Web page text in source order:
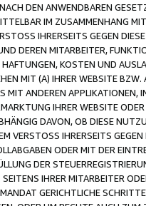
DEN ANWENDBAREN
IM ZUSAMMENHANG
IHRERSEITS GEGEN
DEREN MITARBEITER,
KOSTEN UND
MIT (A) IHRER WEBSITE
MIT ANDEREN
IHRER WEBSITE
DAVON, OB DIESE
VERSTOSS IHRERSEITS
ODER MIT DER
DER
IHRER MITARBEITER
GERICHTLICHE